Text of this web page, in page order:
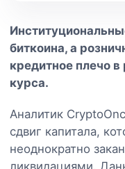
биткоина, а
кредитное плечо в
курса.
Аналитик
сдвиг капитала,
неоднократно
ликвидациями.